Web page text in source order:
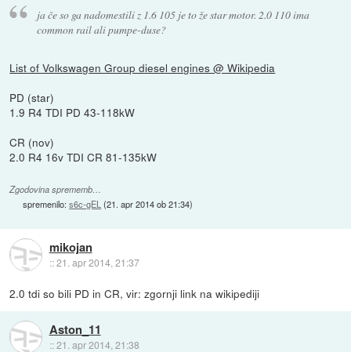
ja če so ga nadomestili z 1.6 105 je to že star motor. 2.0 110 ima
common rail ali pumpe-duse?
List of Volkswagen Group diesel engines @ Wikipedia
PD (star)
1.9 R4 TDI PD 43-118kW
CR (nov)
2.0 R4 16v TDI CR 81-135kW
Zgodovina sprememb…
spremenilo:s6c-gEL(21. apr 2014 ob 21:34)
mikojan
::21. apr 2014, 21:37
2.0 tdi so bili PD in CR, vir: zgornji link na wikipediji
Aston_11
::21. apr 2014, 21:38